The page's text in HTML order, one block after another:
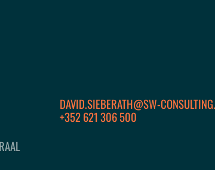
DAVID.SIEBERATH@SW-
+352 621 306 500